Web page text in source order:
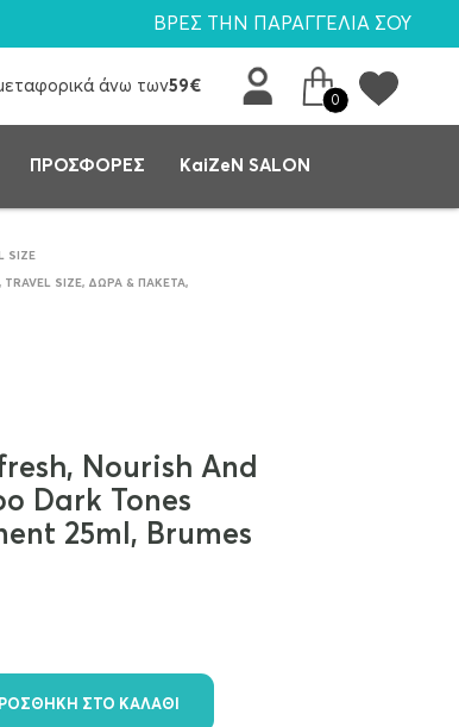
ΒΡΕΣ ΤΗΝ ΠΑΡΑΓΓΕΛΙΑ ΣΟΥ
άνω των59€
0
ΠΡΟΣΦΟΡΕΣ KaiZeN SALON
SIZE
, TRAVEL SIZE, ΔΏΡΑ & ΠΑΚΈΤΑ,
Nourish And
Dark Tones
25ml, Brumes
ΣΤΟ ΚΑΛΆΘΙ